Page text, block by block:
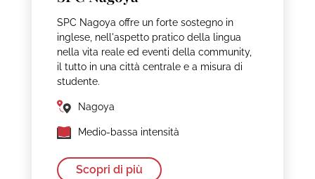
SPC Nagoya offre un forte sostegno in
inglese, nell'aspetto pratico della lingua
nella vita reale ed eventi della community,
il tutto in una città centrale e a misura di
studente.
Nagoya
Medio-bassa intensità
Scopri di più